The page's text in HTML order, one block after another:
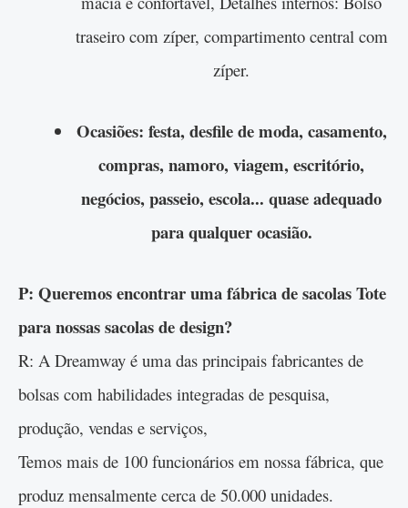
traseiro com zíper, compartimento central com
zíper.
Ocasiões: festa, desfile de moda, casamento,
compras, namoro, viagem, escritório,
negócios, passeio, escola... quase adequado
para qualquer ocasião.
P: Queremos encontrar uma fábrica de sacolas Tote
para nossas sacolas de design?
R: A Dreamway é uma das principais fabricantes de
bolsas com habilidades integradas de pesquisa,
produção, vendas e serviços,
Temos mais de 100 funcionários em nossa fábrica, que
produz mensalmente cerca de 50.000 unidades.